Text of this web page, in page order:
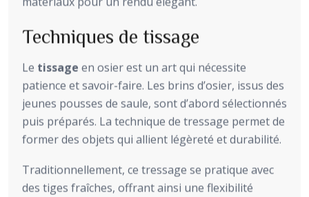
Techniques de tissage
Le tissage en osier est un art qui nécessite
patience et savoir-faire. Les brins d’osier, issus des
jeunes pousses de saule, sont d’abord sélectionnés
puis préparés. La technique de tressage permet de
former des objets qui allient légèreté et durabilité.
Traditionnellement, ce tressage se pratique avec
des tiges fraîches, offrant ainsi une flexibilité